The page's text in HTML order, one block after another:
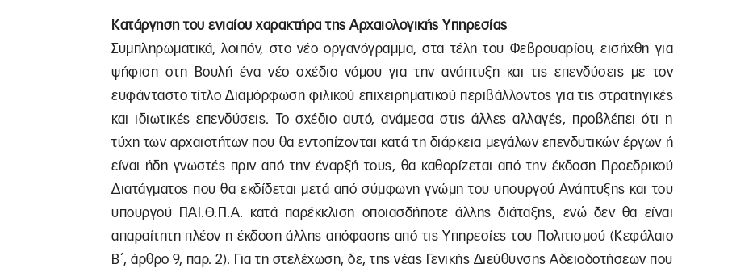
Κατάργηση του ενιαίου χαρακτήρα της Αρχαιολογικής Υπηρεσίας
Συμπληρωματικά, λοιπόν, στο νέο οργανόγραμμα, στα τέλη του Φεβρουαρίου, εισήχθη για
ψήφιση στη Βουλή ένα νέο σχέδιο νόμου για την ανάπτυξη και τις επενδύσεις με τον
ευφάνταστο τίτλο Διαμόρφωση φιλικού επιχειρηματικού περιβάλλοντος για τις στρατηγικές
και ιδιωτικές επενδύσεις. Το σχέδιο αυτό, ανάμεσα στις άλλες αλλαγές, προβλέπει ότι η
τύχη των αρχαιοτήτων που θα εντοπίζονται κατά τη διάρκεια μεγάλων επενδυτικών έργων ή
είναι ήδη γνωστές πριν από την έναρξή τους, θα καθορίζεται από την έκδοση Προεδρικού
Διατάγματος που θα εκδίδεται μετά από σύμφωνη γνώμη του υπουργού Ανάπτυξης και του
υπουργού ΠΑΙ.Θ.Π.Α. κατά παρέκκλιση οποιασδήποτε άλλης διάταξης, ενώ δεν θα είναι
απαραίτητη πλέον η έκδοση άλλης απόφασης από τις Υπηρεσίες του Πολιτισμού (Κεφάλαιο
Β΄, άρθρο 9, παρ. 2). Για τη στελέχωση, δε, της νέας Γενικής Διεύθυνσης Αδειοδοτήσεων που